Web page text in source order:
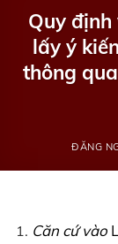
Quy
lấy ý
thông
ĐĂNG
Căn cứ vào